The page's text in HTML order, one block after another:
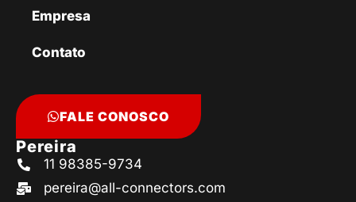
Empresa
Contato
FALE CONOSCO
Pereira
11 98385-9734
pereira@all-connectors.com